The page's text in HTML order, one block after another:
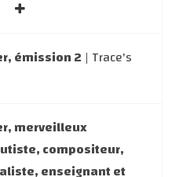
émission 2 | Trace's
merveilleux
compositeur,
enseignant et